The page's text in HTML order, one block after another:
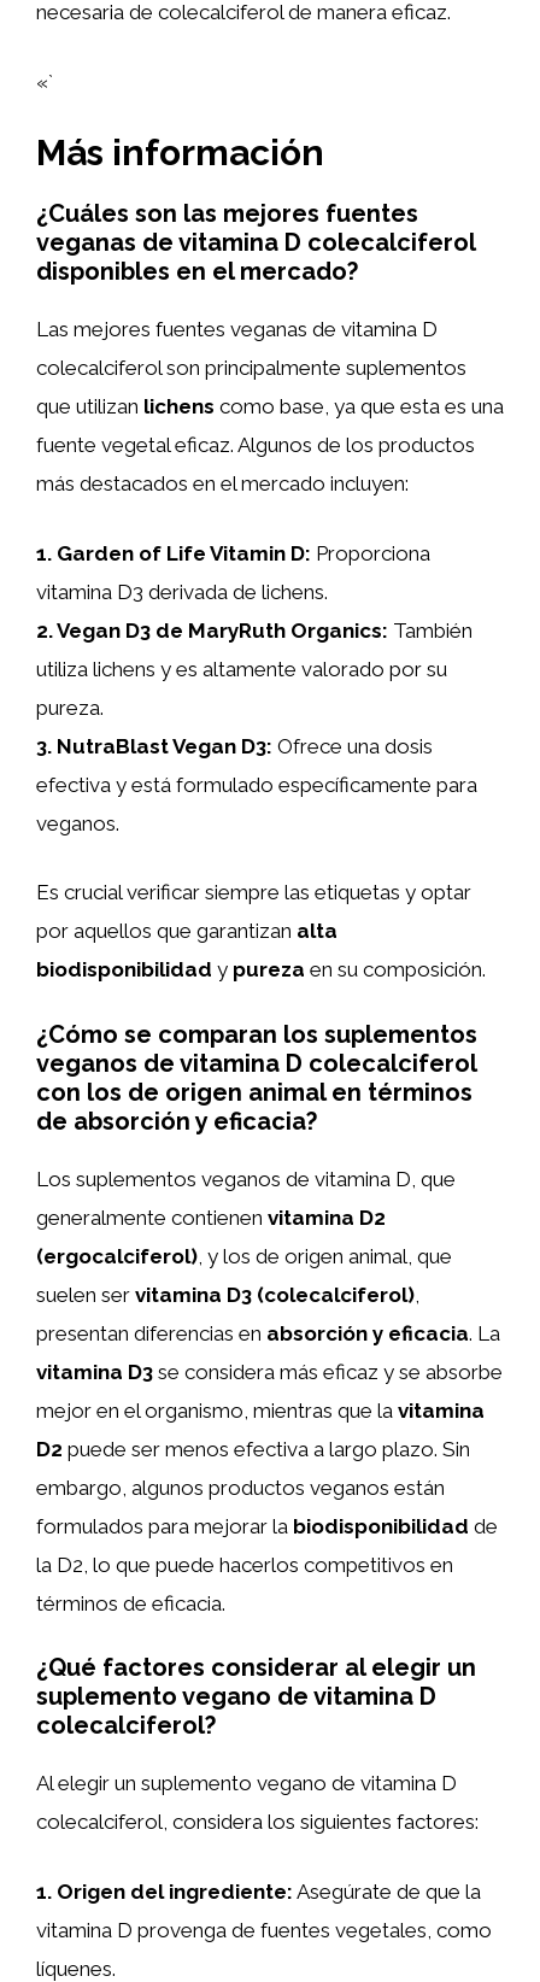
necesaria de colecalciferol de manera eficaz.
«`
Más información
¿Cuáles son las mejores fuentes
veganas de vitamina D colecalciferol
disponibles en el mercado?
Las mejores fuentes veganas de vitamina D
colecalciferol son principalmente suplementos
que utilizan lichens como base, ya que esta es una
fuente vegetal eficaz. Algunos de los productos
más destacados en el mercado incluyen:
1. Garden of Life Vitamin D: Proporciona
vitamina D3 derivada de lichens.
2.Vegan D3 de MaryRuth Organics: También
utiliza lichens y es altamente valorado por su
pureza.
3. NutraBlast Vegan D3: Ofrece una dosis
efectiva y está formulado específicamente para
veganos.
Es crucial verificar siempre las etiquetas y optar
por aquellos que garantizan alta
biodisponibilidad y pureza en su composición.
¿Cómo se comparan los suplementos
veganos de vitamina D colecalciferol
con los de origen animal en términos
de absorción y eficacia?
Los suplementos veganos de vitamina D, que
generalmente contienen vitamina D2
(ergocalciferol) , y los de origen animal, que
suelen ser vitamina D3 (colecalciferol)
presentan diferencias en absorción y eficacia. La
vitamina D3 se considera más eficaz y se absorbe
mejor en el organismo, mientras que la vitamina
D2 puede ser menos efectiva a largo plazo. Sin
embargo, algunos productos veganos están
formulados para mejorar la biodisponibilidad de
la D2, lo que puede hacerlos competitivos en
términos de eficacia.
¿Qué factores considerar al elegir un
suplemento vegano de vitamina D
colecalciferol?
Al elegir un suplemento vegano de vitamina D
colecalciferol, considera los siguientes factores:
1. Origen del ingrediente: Asegúrate de que la
vitamina D provenga de fuentes vegetales, como
líquenes.